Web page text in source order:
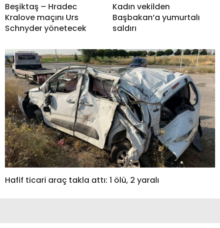
Beşiktaş – Hradec
Kralove maçını Urs
Schnyder yönetecek
Kadın vekilden
Başbakan’a yumurtalı
saldırı
Hafif ticari araç takla attı: 1 ölü, 2 yaralı